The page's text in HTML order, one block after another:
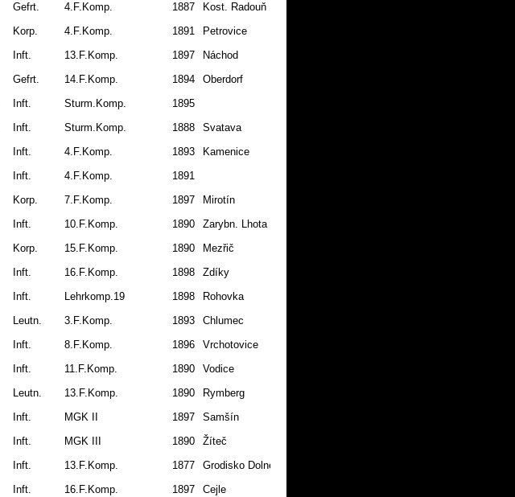
Gefrt. 4.F.Komp. 1887 Kost. Radouň
Korp. 4.F.Komp. 1891 Petrovice
Inft. 13.F.Komp. 1897 Náchod
Gefrt. 14.F.Komp. 1894 Oberdorf
Inft. Sturm.Komp. 1895
Inft. Sturm.Komp. 1888 Svatava
Inft. 4.F.Komp. 1893 Kamenice
Inft. 4.F.Komp. 1891
Korp. 7.F.Komp. 1897 Mirotín
Inft. 10.F.Komp. 1890 Zarybn. Lhota
Korp. 15.F.Komp. 1890 Mezřič
Inft. 16.F.Komp. 1898 Zdíky
Inft. Lehrkomp.19 1898 Rohovka
Leutn. 3.F.Komp. 1893 Chlumec
Inft. 8.F.Komp. 1896 Vrchotovice
Inft. 11.F.Komp. 1890 Vodice
Leutn. 13.F.Komp. 1890 Rymberg
Inft. MGK II 1897 Samšín
Inft. MGK III 1890 Žíteč
Inft. 13.F.Komp. 1877 Grodisko Dolne
Inft. 16.F.Komp. 1897 Cejle